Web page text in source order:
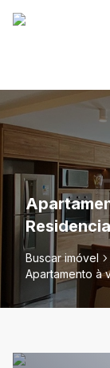
Buscar imóvel
Apartamento à